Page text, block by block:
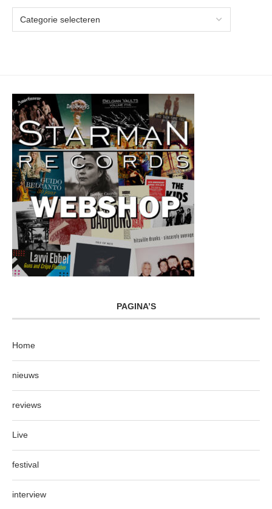
PAGINA’S
Home
nieuws
reviews
Live
festival
interview